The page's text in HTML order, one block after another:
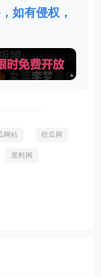
如有侵权，
网站 吃瓜网
黑料网